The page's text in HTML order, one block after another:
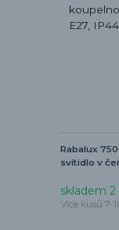
Rabalux
svítidlo v
skladem 2
Více kusů 7-